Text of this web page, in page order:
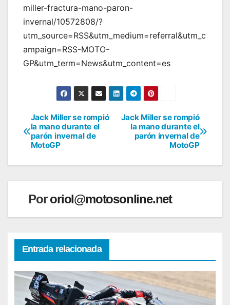
miller-fractura-mano-paron-
invernal/10572808/?
utm_source=RSS&utm_medium=referral&utm_c
ampaign=RSS-MOTO-
GP&utm_term=News&utm_content=es
Navegación
de
entradas
Jack Miller se rompió
la mano durante el
parón invernal de
MotoGP
Jack Miller se rompió
la mano durante el
parón invernal de
MotoGP
Pororiol@motosonline.net
Entrada relacionada